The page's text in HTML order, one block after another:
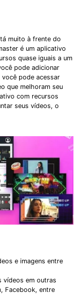
muito à frente do
é um aplicativo
quase iguais a um
pode adicionar
pode acessar
que melhoram seu
com recursos
seus vídeos, o
e imagens entre
vídeos em outras
Facebook, entre